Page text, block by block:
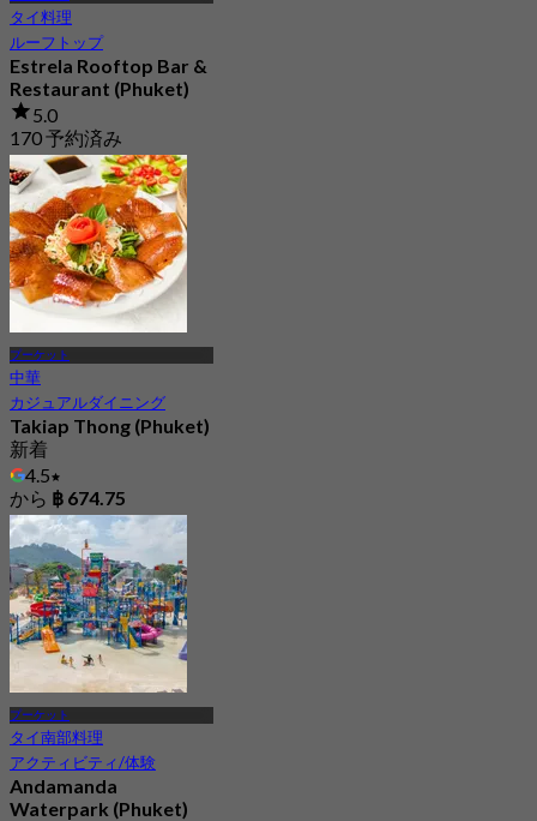
タイ料理
ルーフトップ
Estrela Rooftop Bar &
Restaurant (Phuket)
5.0
170 予約済み
から฿ 795
プーケット
中華
カジュアルダイニング
Takiap Thong (Phuket)
新着
4.5
から ฿ 674.75
プーケット
タイ南部料理
アクティビティ/体験
Andamanda
Waterpark (Phuket)